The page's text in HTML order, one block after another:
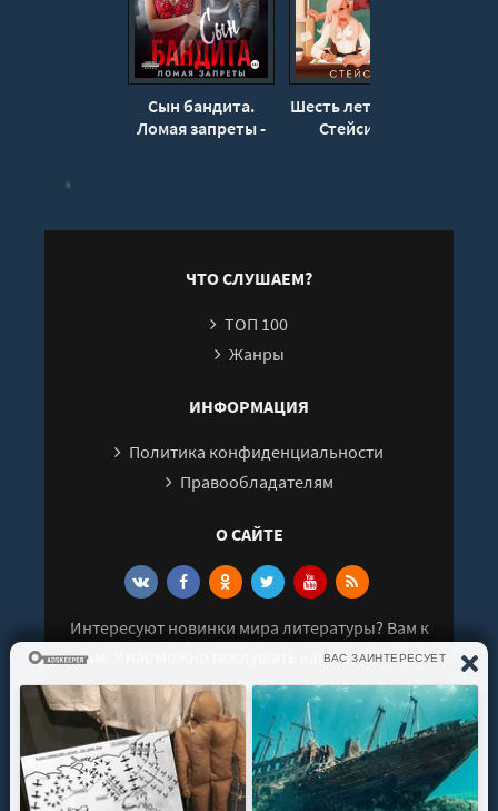
Сын бандита.
Ломая запреты -
Шесть лет спустя -
Стейси Вуд
ЧТО СЛУШАЕМ?
ТОП 100
Жанры
ИНФОРМАЦИЯ
Политика конфиденциальности
Правообладателям
О САЙТЕ
Интересуют новинки мира литературы? Вам к
нам. У нас можно послушать как новые так и
старые аудиокниги. Выбрать и поделиться с
друзьями лучшими аудиокнигами!